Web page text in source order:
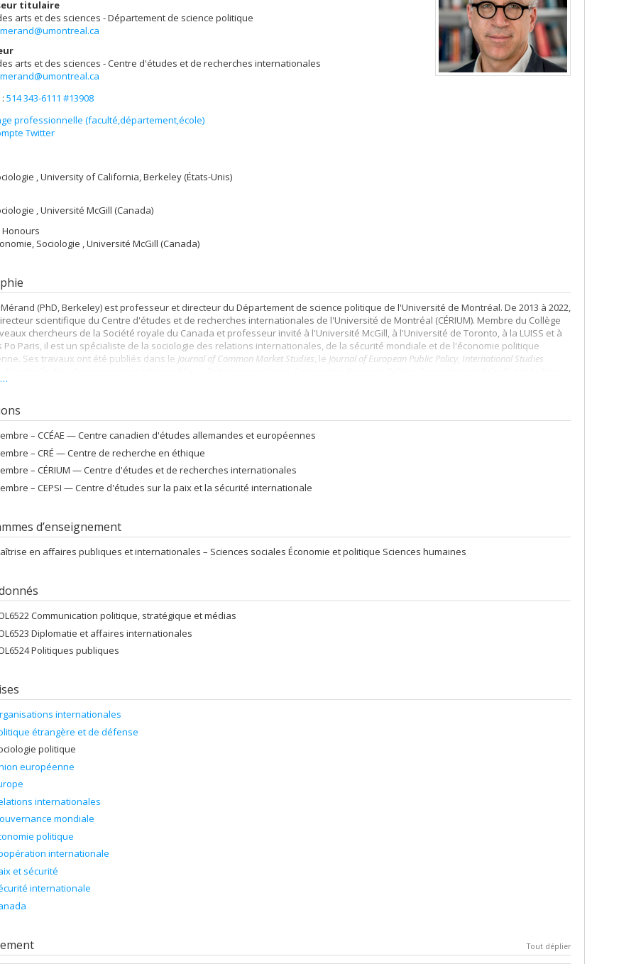
titulaire
arts et des sciences - Département de science politique
arts et des sciences - Centre d'études et de recherches internationales
514 343-6111 #13908
professionnelle (faculté,département,école)
Twitter
, University of California, Berkeley (États-Unis)
, Université McGill (Canada)
Honours
Sociologie , Université McGill (Canada)
(PhD, Berkeley) est professeur et directeur du Département de science politique de l'Université de Montréal. De 2013 à 2022,
scientifique du Centre d'études et de recherches internationales de l'Université de Montréal (CÉRIUM). Membre du Collège
chercheurs de la Société royale du Canada et professeur invité à l'Université McGill, à l'Université de Toronto, à la LUISS et à
Po Paris, il est un spécialiste de la sociologie des relations internationales, de la sécurité mondiale et de l'économie politique
Ses travaux ont été publiés dans le Journal of Common Market Studies, le Journal of European Public Policy, International Studies
de science politique
2021).
– CCÉAE — Centre canadien d'études allemandes et européennes
– CRÉ — Centre de recherche en éthique
– CÉRIUM — Centre d'études et de recherches internationales
– CEPSI — Centre d'études sur la paix et la sécurité internationale
d’enseignement
en affaires publiques et internationales – Sciences sociales Économie et politique Sciences humaines
Communication politique, stratégique et médias
Diplomatie et affaires internationales
Politiques publiques
internationales
étrangère et de défense
politique
européenne
internationales
mondiale
politique
internationale
et sécurité
internationale
Tout déplier